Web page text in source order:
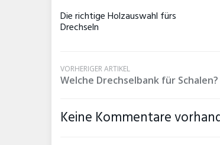
Die richtige Holzauswahl fürs
Drechseln
VORHERIGER ARTIKEL
Welche Drechselbank für Schalen?
Keine Kommentare